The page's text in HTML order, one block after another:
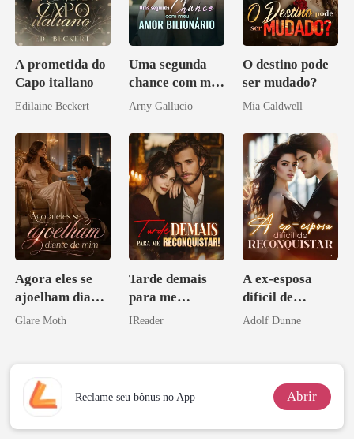
A prometida do
Capo italiano
Edilaine Beckert
Uma segunda
chance com meu
amor bilionário
Arny Gallucio
O destino pode
ser mudado?
Mia Caldwell
Agora eles se
ajoelham diante
de mim
Glare Moth
Tarde demais
para me
reconquistar!
IReader
A ex-esposa
difícil de
reconquistar
Adolf Dunne
Reclame seu bônus no App Abrir